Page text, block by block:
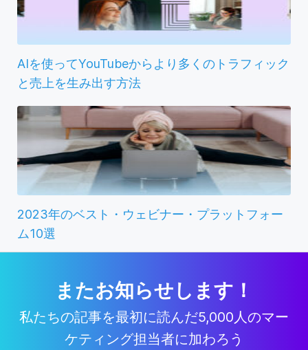
AIを使ってYouTubeからより多くのトラフィック
と売上を生み出す方法
2023年のベスト・ウェビナー・プラットフォー
ム10選
またお知らせします！
私たちの記事を最初に読んだ5,000人のマー
ケティング担当者に加わろう